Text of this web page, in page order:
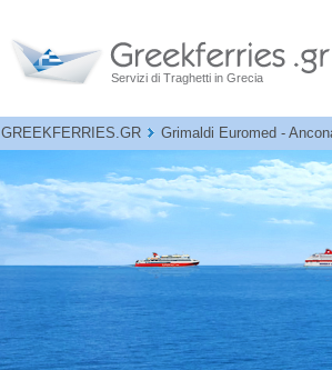
Servizi di Traghetti in Grecia
GREEKFERRIES.GR Grimaldi Euromed -